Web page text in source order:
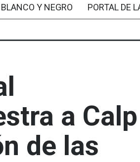
Y NEGRO PORTAL DE
a Calp
de las